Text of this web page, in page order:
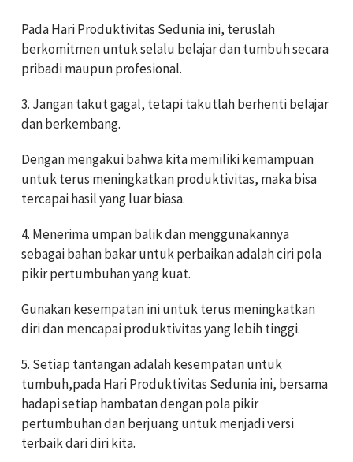
Pada Hari Produktivitas Sedunia ini, teruslah
berkomitmen untuk selalu belajar dan tumbuh secara
pribadi maupun profesional.
3. Jangan takut gagal, tetapi takutlah berhenti belajar
dan berkembang.
Dengan mengakui bahwa kita memiliki kemampuan
untuk terus meningkatkan produktivitas, maka bisa
tercapai hasil yang luar biasa.
4. Menerima umpan balik dan menggunakannya
sebagai bahan bakar untuk perbaikan adalah ciri pola
pikir pertumbuhan yang kuat.
Gunakan kesempatan ini untuk terus meningkatkan
diri dan mencapai produktivitas yang lebih tinggi.
5. Setiap tantangan adalah kesempatan untuk
tumbuh,pada Hari Produktivitas Sedunia ini, bersama
hadapi setiap hambatan dengan pola pikir
pertumbuhan dan berjuang untuk menjadi versi
terbaik dari diri kita.